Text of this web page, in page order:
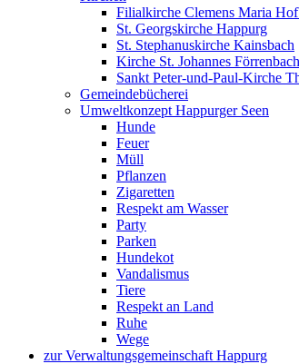
Filialkirche Clemens Maria
St. Georgskirche Happurg
St. Stephanuskirche Kainsbach
Kirche St. Johannes Förrenbach
Sankt Peter-und-Paul-Kirche
Gemeindebücherei
Umweltkonzept Happurger Seen
Hunde
Feuer
Müll
Pflanzen
Zigaretten
Respekt am Wasser
Party
Parken
Hundekot
Vandalismus
Tiere
Respekt an Land
Ruhe
Wege
zur Verwaltungsgemeinschaft Happurg